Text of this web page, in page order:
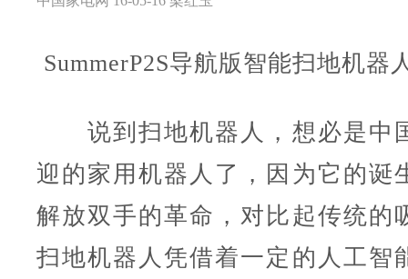
SummerP2S导航版智能扫地机器
说到扫地机器人，想必是中
迎的家用机器人了，因为它的诞
解放双手的革命，对比起传统的
扫地机器人凭借着一定的人工智